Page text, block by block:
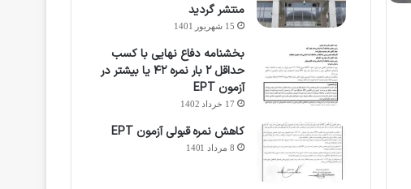
منتشر گردید
15 شهریور 1401
بخشنامه دفاع نهایی با کسب
حداقل ۲ بار نمره ۴۲ یا بیشتر در
آزمون EPT
17 خرداد 1402
کاهش نمره قبولی آزمون EPT
8 مرداد 1401